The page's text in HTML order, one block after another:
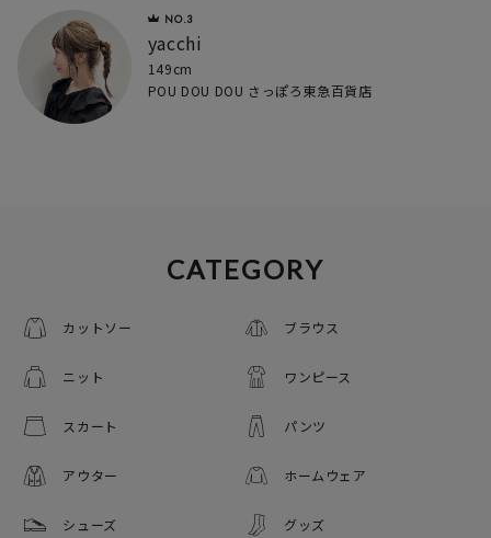
yacchi
149cm
POU DOU DOU さっぽろ東急百貨店
CATEGORY
カットソー ブラウス
ニット ワンピース
スカート パンツ
アウター ホームウェア
シューズ グッズ